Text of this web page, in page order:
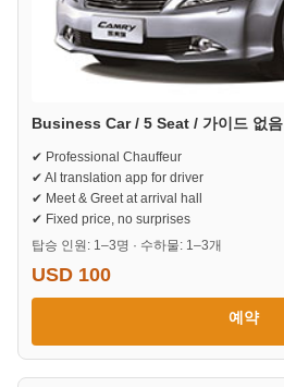
Business Car / 5 Seat / 가이드 없음
✔ Professional Chauffeur
✔ AI translation app for driver
✔ Meet & Greet at arrival hall
✔ Fixed price, no surprises
탑승 인원: 1–3명 · 수하물: 1–3개
USD 100
예약